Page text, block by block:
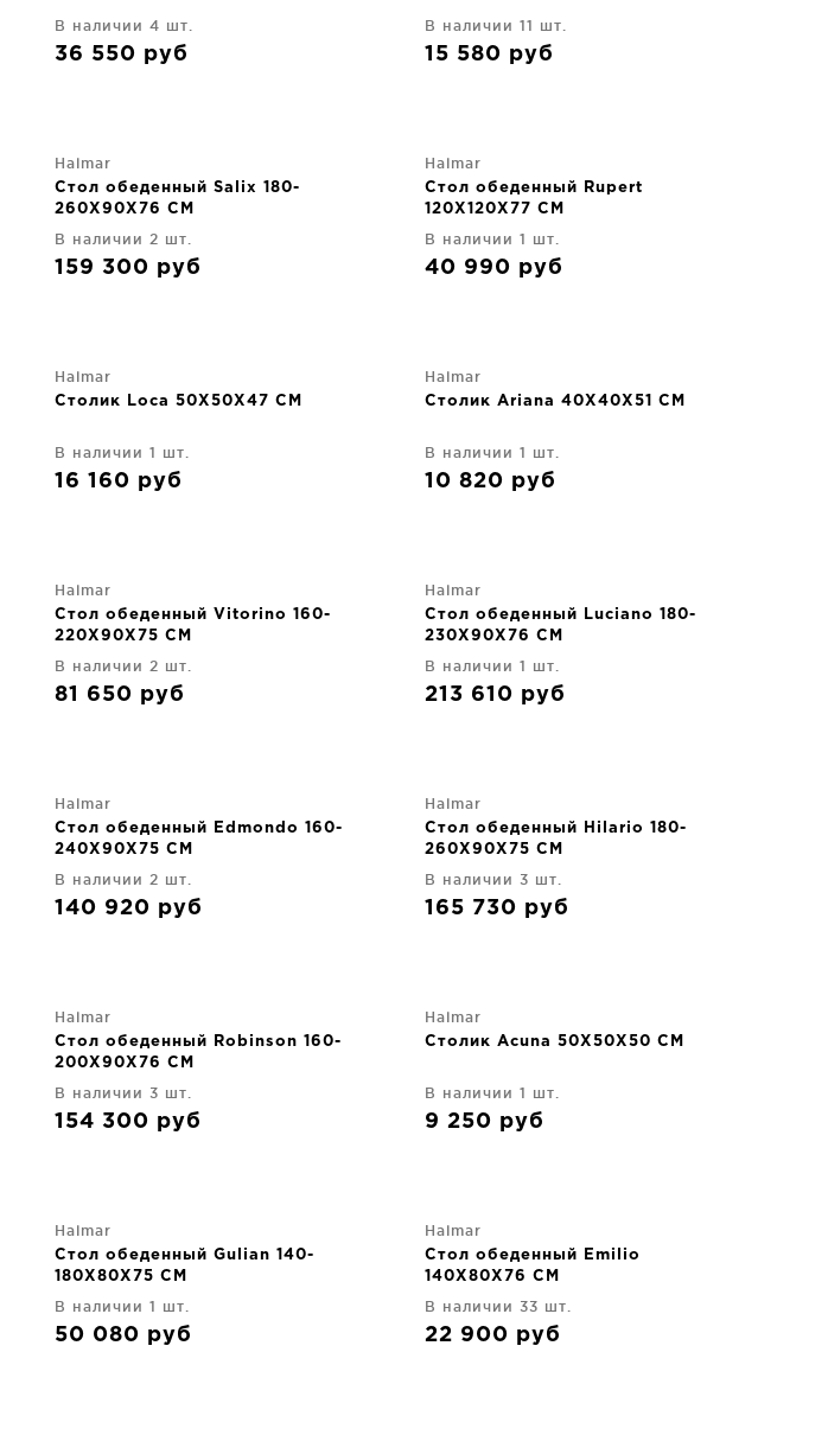
В наличии 4 шт.
36 550 руб
В наличии 11 шт.
15 580 руб
Halmar
Стол обеденный Salix 180-
260X90X76 CM
В наличии 2 шт.
159 300 руб
Halmar
Стол обеденный Rupert
120X120X77 CM
В наличии 1 шт.
40 990 руб
Halmar
Столик Loca 50X50X47 CM
В наличии 1 шт.
16 160 руб
Halmar
Столик Ariana 40X40X51 CM
В наличии 1 шт.
10 820 руб
Halmar
Стол обеденный Vitorino 160-
220X90X75 CM
В наличии 2 шт.
81 650 руб
Halmar
Стол обеденный Luciano 180-
230X90X76 CM
В наличии 1 шт.
213 610 руб
Halmar
Стол обеденный Edmondo 160-
240X90X75 CM
В наличии 2 шт.
140 920 руб
Halmar
Стол обеденный Hilario 180-
260X90X75 CM
В наличии 3 шт.
165 730 руб
Halmar
Стол обеденный Robinson 160-
200X90X76 CM
В наличии 3 шт.
154 300 руб
Halmar
Столик Acuna 50X50X50 CM
В наличии 1 шт.
9 250 руб
Halmar
Стол обеденный Gulian 140-
180X80X75 CM
В наличии 1 шт.
50 080 руб
Halmar
Стол обеденный Emilio
140X80X76 CM
В наличии 33 шт.
22 900 руб